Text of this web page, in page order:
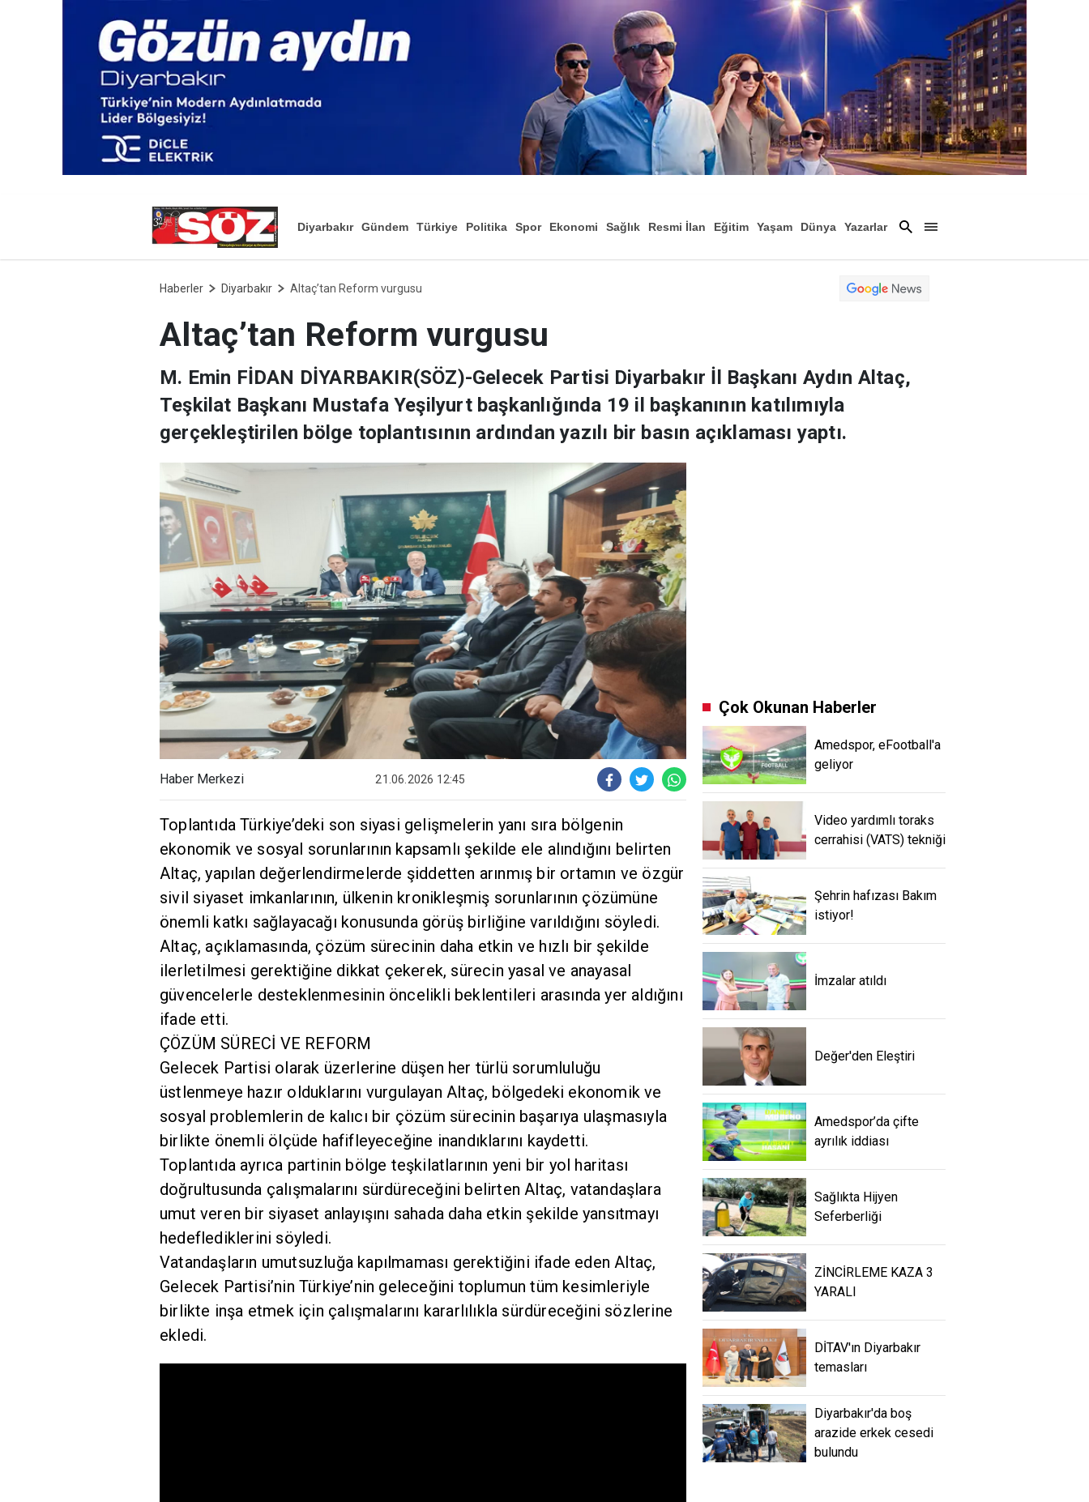
Diyarbakır Gündem Türkiye Politika Spor Ekonomi Sağlık Resmi İlan Eğitim Yaşam
Dünya
Yazarlar
Haberler Diyarbakır Altaç’tan Reform vurgusu
Altaç’tan Reform vurgusu
M. Emin FİDAN DİYARBAKIR(SÖZ)-Gelecek Partisi Diyarbakır İl Başkanı Aydın Altaç,
Teşkilat Başkanı Mustafa Yeşilyurt başkanlığında 19 il başkanının katılımıyla
gerçekleştirilen bölge toplantısının ardından yazılı bir basın açıklaması yaptı.
Haber Merkezi 21.06.2026 12:45
Toplantıda Türkiye’deki son siyasi gelişmelerin yanı sıra bölgenin
ekonomik ve sosyal sorunlarının kapsamlı şekilde ele alındığını belirten
Altaç, yapılan değerlendirmelerde şiddetten arınmış bir ortamın ve özgür
sivil siyaset imkanlarının, ülkenin kronikleşmiş sorunlarının çözümüne
önemli katkı sağlayacağı konusunda görüş birliğine varıldığını söyledi.
Altaç, açıklamasında, çözüm sürecinin daha etkin ve hızlı bir şekilde
ilerletilmesi gerektiğine dikkat çekerek, sürecin yasal ve anayasal
güvencelerle desteklenmesinin öncelikli beklentileri arasında yer aldığını
ifade etti.
ÇÖZÜM SÜRECİ VE REFORM
Gelecek Partisi olarak üzerlerine düşen her türlü sorumluluğu
üstlenmeye hazır olduklarını vurgulayan Altaç, bölgedeki ekonomik ve
sosyal problemlerin de kalıcı bir çözüm sürecinin başarıya ulaşmasıyla
birlikte önemli ölçüde hafifleyeceğine inandıklarını kaydetti.
Toplantıda ayrıca partinin bölge teşkilatlarının yeni bir yol haritası
doğrultusunda çalışmalarını sürdüreceğini belirten Altaç, vatandaşlara
umut veren bir siyaset anlayışını sahada daha etkin şekilde yansıtmayı
hedeflediklerini söyledi.
Vatandaşların umutsuzluğa kapılmaması gerektiğini ifade eden Altaç,
Gelecek Partisi’nin Türkiye’nin geleceğini toplumun tüm kesimleriyle
birlikte inşa etmek için çalışmalarını kararlılıkla sürdüreceğini sözlerine
ekledi.
Çok Okunan Haberler
Amedspor, eFootball'a
geliyor
Video yardımlı toraks
cerrahisi (VATS) tekniği
Şehrin hafızası Bakım
istiyor!
İmzalar atıldı
Değer'den Eleştiri
Amedspor’da çifte
ayrılık iddiası
Sağlıkta Hijyen
Seferberliği
ZİNCİRLEME KAZA 3
YARALI
DİTAV'ın Diyarbakır
temasları
Diyarbakır'da boş
arazide erkek cesedi
bulundu